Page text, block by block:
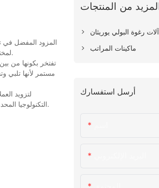
لمختلف التطبيقات. تضمن تقنيات وأساليب الإنتاج المتطورة لدينا امتثالها لمواصفات الجودة الصارمة. نظام إدارة الجودة الخاص بنا على المنتج معترف به دوليًا.
مستمر لأنها تلبي
لتزويد
بالمنتجات في Sabtech التكنولوجيا المحدودة وعملية الإنتاج. نحن نوفر لفريق خدمة العملاء لدينا حالة عمل جيدة لإبقائهم متحمسين ، وبالتالي لخدمة العملاء بشغف وصبر.
المزيد من المنتجات
آلات رغوة البولي يوريثان
ماكينات المراتب
أرسل استفسارك